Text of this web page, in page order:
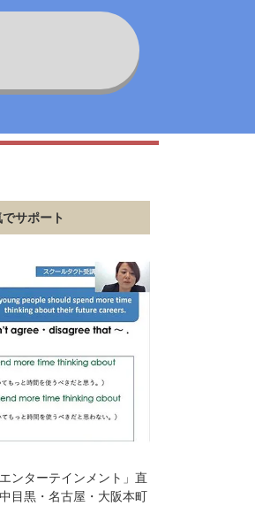
サポート
ンターテインメント」直
目黒・名古屋・大阪本町